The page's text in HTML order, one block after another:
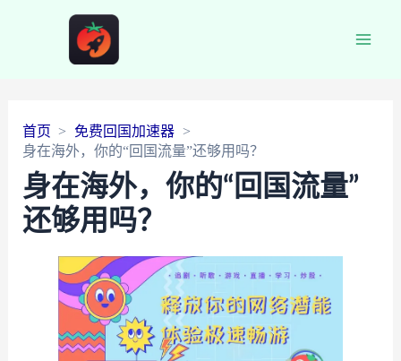
首页
免费回国加速器
身在海外，你的“回国流量”还够用吗？
身在海外，你的“回国流量”
还够用吗？